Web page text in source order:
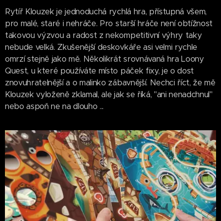
Rytíř Klouzek je jednoduchá rychlá hra, přístupná všem,
pro malé, staré i nehráče. Pro starší hráče není obtížnost
takovou výzvou a radost z nekompetitivní výhry taky
nebude velká. Zkušenější deskovkáře asi velmi rychle
omrzí stejně jako mě. Několikrát srovnávaná hra Loony
Quest, u které používáte místo páček fixy, je o dost
znovuhratelnější a o malinko zábavnější. Nechci říct, že mě
Klouzek vyloženě zklamal, ale jak se říká, "ani nenadchnul"
nebo aspoň ne na dlouho ...